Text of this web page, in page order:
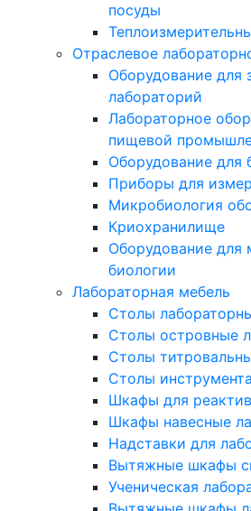
посуды
Отраслевое
Оборудование для
лабораторий
Лабораторное
пищевой
Оборудование для
Приборы для
Микробиология
Криохранилище
Оборудование для
биологии
Лабораторная мебель
Столы
Столы островные
Столы
Столы
Шкафы для
Шкафы навесные
Надставки для
Вытяжные шкафы
Ученическая